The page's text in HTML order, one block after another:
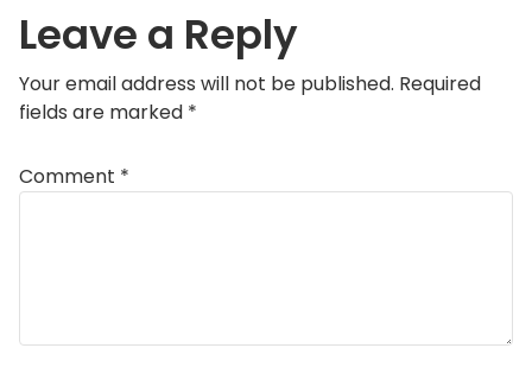
Leave a Reply
Your email address will not be published. Required
fields are marked *
Comment *